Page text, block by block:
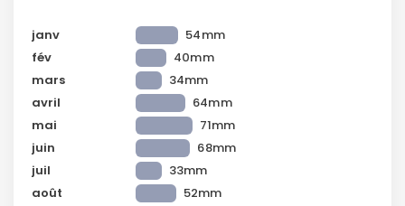
janv
54mm
fév
40mm
mars
34mm
avril
64mm
mai
71mm
juin
68mm
juil
33mm
août
52mm